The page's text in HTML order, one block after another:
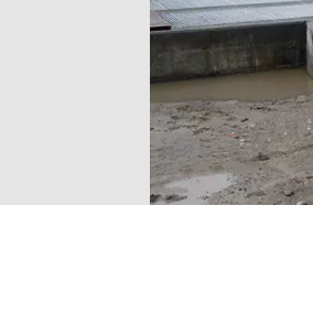
MPP SYSTEMS
PMT
SIDEM
WESTGARTH
WHITTIER